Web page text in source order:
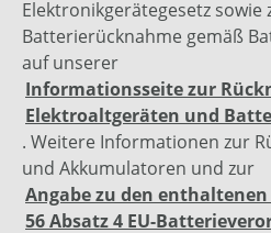
Elektronikgerätegesetz sowie
Batterierücknahme gemäß
auf unserer
Informationsseite zur
Elektroaltgeräten und
. Weitere Informationen zur
und Akkumulatoren und zur
Angabe zu den
56 Absatz 4 EU-